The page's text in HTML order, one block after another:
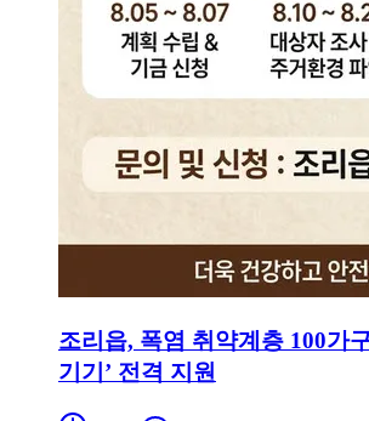
조리읍, 폭염 취약계층 100가
기기’ 전격 지원